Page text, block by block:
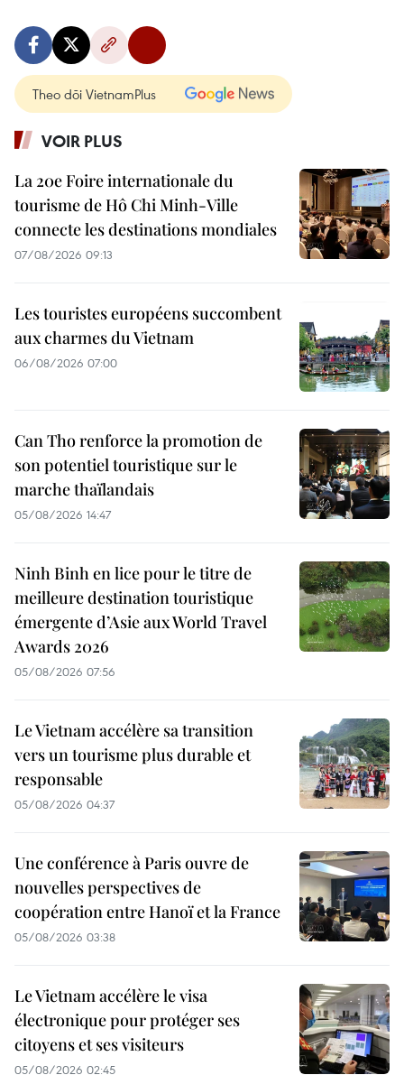
Theo dõi VietnamPlus
VOIR PLUS
La 20e Foire internationale du
tourisme de Hô Chi Minh-Ville
connecte les destinations mondiales
07/08/2026 09:13
Les touristes européens succombent
aux charmes du Vietnam
06/08/2026 07:00
Can Tho renforce la promotion de
son potentiel touristique sur le
marche thaïlandais
05/08/2026 14:47
Ninh Binh en lice pour le titre de
meilleure destination touristique
émergente d’Asie aux World Travel
Awards 2026
05/08/2026 07:56
Le Vietnam accélère sa transition
vers un tourisme plus durable et
responsable
05/08/2026 04:37
Une conférence à Paris ouvre de
nouvelles perspectives de
coopération entre Hanoï et la France
05/08/2026 03:38
Le Vietnam accélère le visa
électronique pour protéger ses
citoyens et ses visiteurs
05/08/2026 02:45